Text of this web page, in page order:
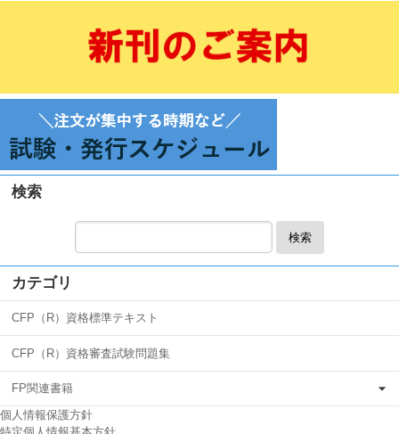
検索
検索
カテゴリ
CFP（R）資格標準テキスト
CFP（R）資格審査試験問題集
FP関連書籍
個人情報保護方針